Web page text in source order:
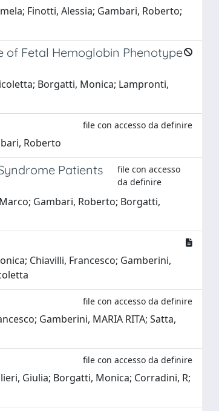
Finotti, Alessia; Gambari, Roberto;
of Fetal Hemoglobin Phenotype
Borgatti, Monica; Lampronti,
file con accesso da definire
Roberto
Patients
file con accesso
da definire
Gambari, Roberto; Borgatti,
Chiavilli, Francesco; Gamberini,
file con accesso da definire
Gamberini, MARIA RITA; Satta,
file con accesso da definire
Giulia; Borgatti, Monica; Corradini, R;